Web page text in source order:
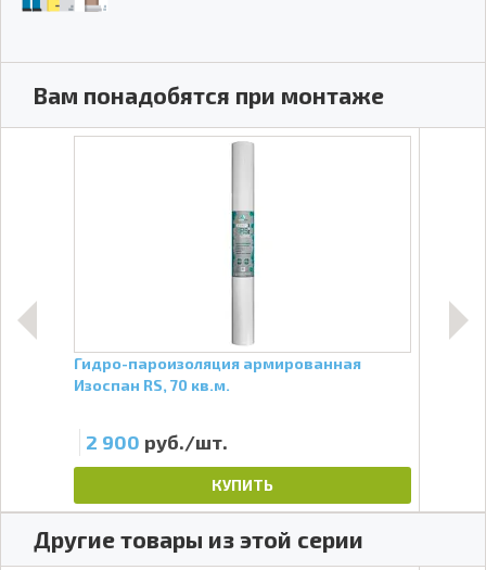
Вам понадобятся при монтаже
Гидро-пароизоляция армированная
Изоспан RS, 70 кв.м.
2 900 руб./шт.
КУПИТЬ
Другие товары из этой серии